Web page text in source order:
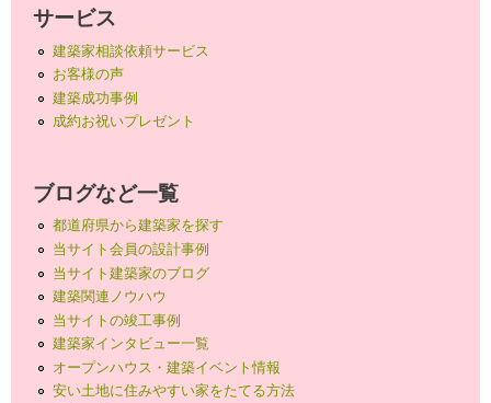
サービス
建築家相談依頼サービス
お客様の声
建築成功事例
成約お祝いプレゼント
ブログなど一覧
都道府県から建築家を探す
当サイト会員の設計事例
当サイト建築家のブログ
建築関連ノウハウ
当サイトの竣工事例
建築家インタビュー一覧
オープンハウス・建築イベント情報
安い土地に住みやすい家をたてる方法